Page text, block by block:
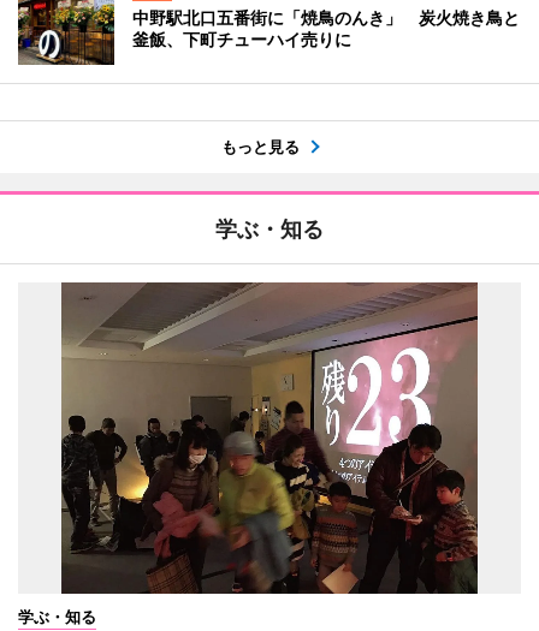
中野駅北口五番街に「焼鳥のんき」 炭火焼き鳥と
釜飯、下町チューハイ売りに
もっと見る
学ぶ・知る
学ぶ・知る